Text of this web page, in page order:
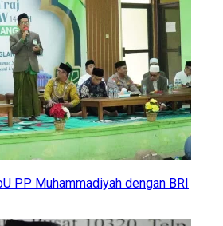
PP Muhammadiyah dengan BRI